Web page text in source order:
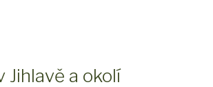
Jihlavě a okolí